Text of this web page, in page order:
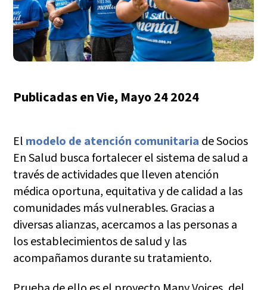
Publicadas enVie, Mayo 24 2024
El modelo de atención comunitaria de Socios
En Salud busca fortalecer el sistema de salud a
través de actividades que lleven atención
médica oportuna, equitativa y de calidad a las
comunidades más vulnerables. Gracias a
diversas alianzas, acercamos a las personas a
los establecimientos de salud y las
acompañamos durante su tratamiento.